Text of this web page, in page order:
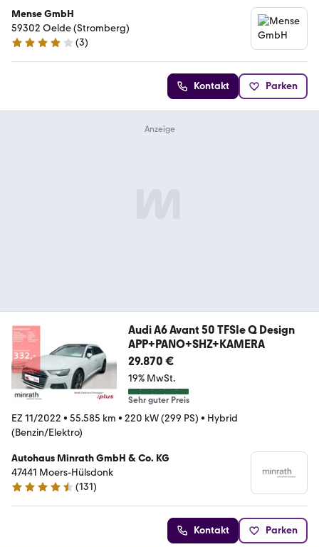
Mense GmbH
59302 Oelde (Stromberg)
4.1 Sterne
(3)
Kontakt Parken
Audi A6 Avant 50 TFSIe Q Design
APP+PANO+SHZ+KAMERA
29.870 €
19% MwSt.
Sehr guter Preis
EZ 11/2022 • 55.585 km • 220 kW (299 PS) • Hybrid
(Benzin/Elektro)
Autohaus Minrath GmbH & Co. KG
47441 Moers-Hülsdonk
4.4 Sterne
(131)
Kontakt Parken